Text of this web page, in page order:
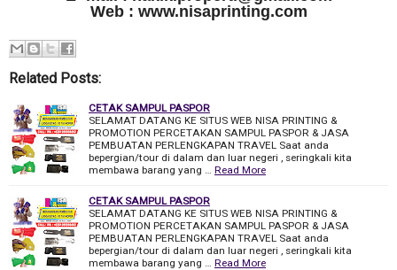
Web : www.nisaprinting.com
Related Posts:
CETAK SAMPUL PASPOR
SELAMAT DATANG KE SITUS WEB NISA PRINTING &
PROMOTION PERCETAKAN SAMPUL PASPOR & JASA
PEMBUATAN PERLENGKAPAN TRAVEL Saat anda
bepergian/tour di dalam dan luar negeri , seringkali kita
membawa barang yang …
Read More
CETAK SAMPUL PASPOR
SELAMAT DATANG KE SITUS WEB NISA PRINTING &
PROMOTION PERCETAKAN SAMPUL PASPOR & JASA
PEMBUATAN PERLENGKAPAN TRAVEL Saat anda
bepergian/tour di dalam dan luar negeri , seringkali kita
membawa barang yang …
Read More